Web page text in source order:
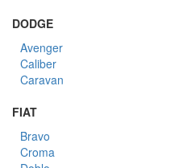
DODGE
Avenger
Caliber
Caravan
FIAT
Bravo
Croma